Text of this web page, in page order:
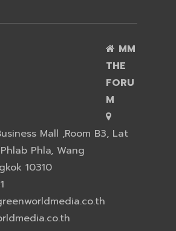
MM
THE
FORU
M
Mall ,Room B3, Lat
Phla, Wang
10310